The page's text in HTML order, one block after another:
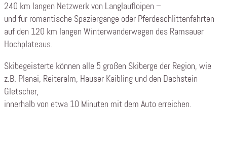
240 km langen Netzwerk von Langlaufloipen –
und für romantische Spaziergänge oder Pferdeschlittenfahrten
auf den 120 km langen Winterwanderwegen des Ramsauer
Hochplateaus.
Skibegeisterte können alle 5 großen Skiberge der Region, wie
z.B. Planai, Reiteralm, Hauser Kaibling und den Dachstein
Gletscher,
innerhalb von etwa 10 Minuten mit dem Auto erreichen.